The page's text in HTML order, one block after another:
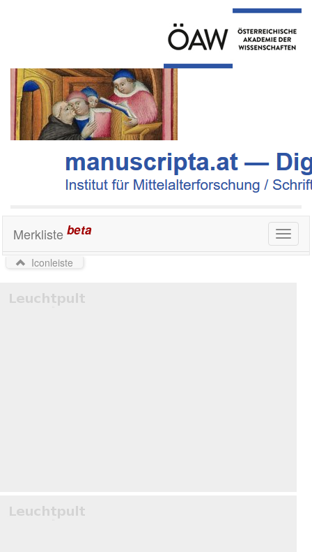
Toggle
Merkliste beta
Iconleiste